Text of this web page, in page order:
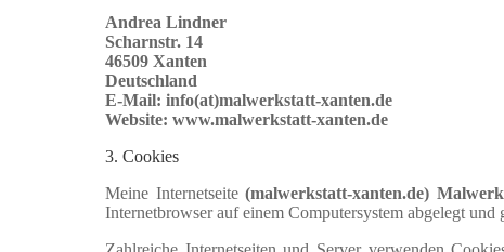
Andrea Lindner
Scharnstr. 14
46509 Xanten
Deutschland
E-Mail: info(at)malwerkstatt-xanten.de
Website: www.malwerkstatt-xanten.de
3. Cookies
Meine Internetseite(malwerkstatt-xanten.de)
Internetbrowser auf einem Computersystem abgelegt und